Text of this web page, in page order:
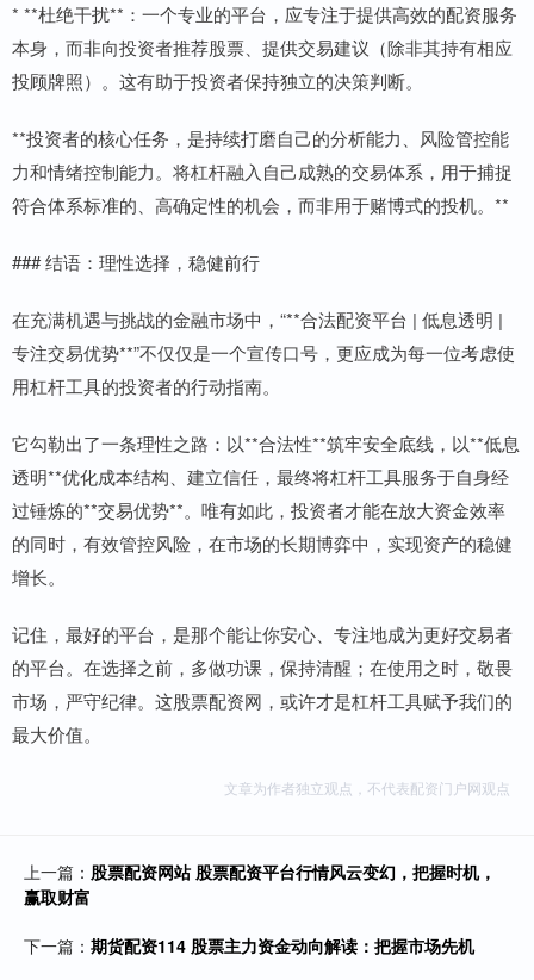
* **杜绝干扰**：一个专业的平台，应专注于提供高效的配资服务
本身，而非向投资者推荐股票、提供交易建议（除非其持有相应
投顾牌照）。这有助于投资者保持独立的决策判断。
**投资者的核心任务，是持续打磨自己的分析能力、风险管控能
力和情绪控制能力。将杠杆融入自己成熟的交易体系，用于捕捉
符合体系标准的、高确定性的机会，而非用于赌博式的投机。**
### 结语：理性选择，稳健前行
在充满机遇与挑战的金融市场中，“**合法配资平台 | 低息透明 |
专注交易优势**”不仅仅是一个宣传口号，更应成为每一位考虑使
用杠杆工具的投资者的行动指南。
它勾勒出了一条理性之路：以**合法性**筑牢安全底线，以**低息
透明**优化成本结构、建立信任，最终将杠杆工具服务于自身经
过锤炼的**交易优势**。唯有如此，投资者才能在放大资金效率
的同时，有效管控风险，在市场的长期博弈中，实现资产的稳健
增长。
记住，最好的平台，是那个能让你安心、专注地成为更好交易者
的平台。在选择之前，多做功课，保持清醒；在使用之时，敬畏
市场，严守纪律。这股票配资网，或许才是杠杆工具赋予我们的
最大价值。
文章为作者独立观点，不代表配资门户网观点
上一篇： 股票配资网站 股票配资平台行情风云变幻，把握时机，
赢取财富
下一篇： 期货配资114 股票主力资金动向解读：把握市场先机